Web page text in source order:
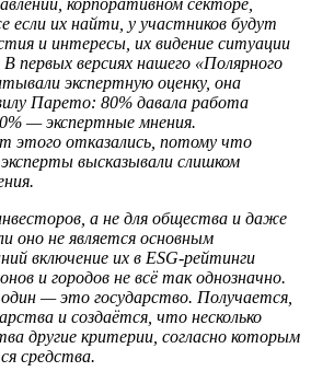
корпоративном секторе,
если их найти, у участников будут
и интересы, их видение ситуации
первых версиях нашего «Полярного
экспертную оценку, она
Парето: 80% давала работа
— экспертные мнения.
этого отказались, потому что
высказывали слишком
а не для общества и даже
оно не является основным
включение их в ESG-рейтинги
и городов не всё так однозначно.
— это государство. Получается,
и создаётся, что несколько
другие критерии, согласно которым
средства.